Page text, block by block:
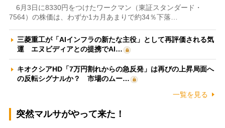
6月3日に8330円をつけたワークマン（東証スタンダード・
7564）の株価は、わずか1カ月あまりで約34％下落…
三菱重工が「AIインフラの新たな主役」として再評価される気
運 エヌビディアとの提携でAI…
キオクシアHD「7万円割れからの急反発」は再びの上昇局面へ
の反転シグナルか？ 市場のムー…
一覧を見る
突然マルサがやって来た！